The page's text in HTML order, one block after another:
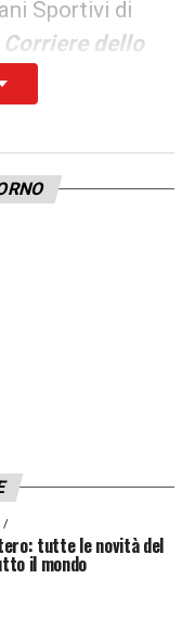
Sportivi di
dello
quotidiani
lavori quanto
tutte le novità del
il mondo